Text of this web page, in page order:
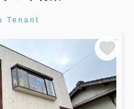
Tenant